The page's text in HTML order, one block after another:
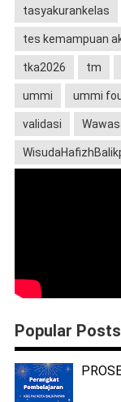
tasyakurankelas
tes kemampuan
tka2026 tm
ummi ummi
validasi
Popular Posts